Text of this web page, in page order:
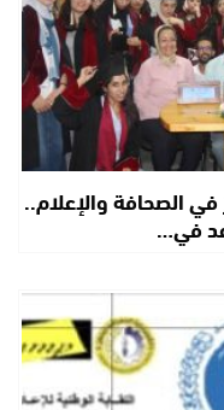
في الصحافة والإعلام..
في…